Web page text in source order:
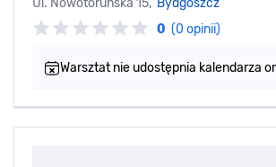
0 (0 opinii)
Warsztat nie udostępnia kalendarza